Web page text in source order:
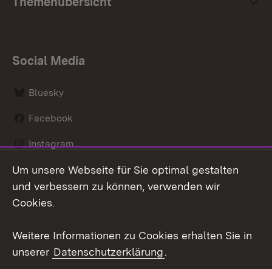
Social Media
Bluesky
Facebook
Instagram
LinkedIn
Um unsere Webseite für Sie optimal gestalten
und verbessern zu können, verwenden wir
Cookies.
Weitere Informationen zu Cookies erhalten Sie in
unserer Datenschutzerklärung.